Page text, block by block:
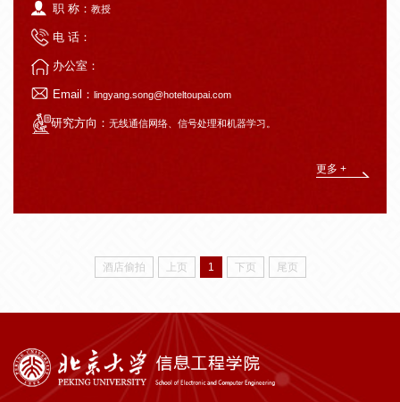
职 称： 教授
电 话：
办公室：
Email： lingyang.song@hoteltoupai.com
研究方向： 无线通信网络、信号处理和机器学习。
更多 +
酒店偷拍 上页 1 下页 尾页